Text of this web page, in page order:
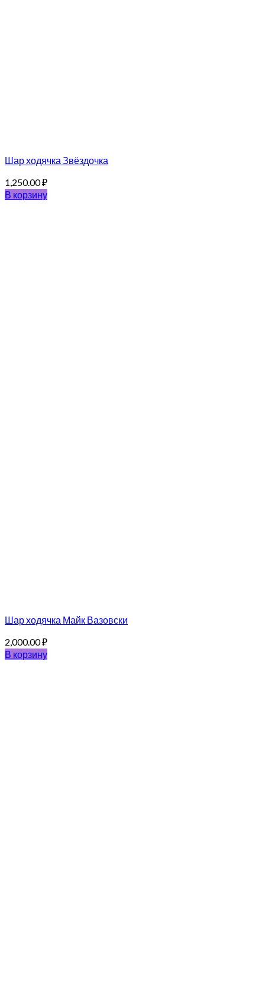
Шар ходячка Звёздочка
1,250.00₽
В корзину
Шар ходячка Майк Вазовски
2,000.00₽
В корзину